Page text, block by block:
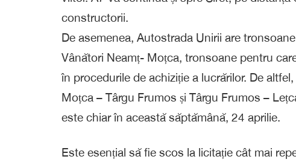
constructorii.
De asemenea, Autostrada Unirii are
Vânători Neamț- Moțca, tronsoane pentru
în procedurile de achiziție a lucrărilor. De
Moțca – Târgu Frumos și Târgu Frumos –
este chiar în această săptămână, 24 aprilie.
Este esențial să fie scos la licitație cât mai